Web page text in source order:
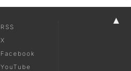
▲
RSS
X
Facebook
YouTube